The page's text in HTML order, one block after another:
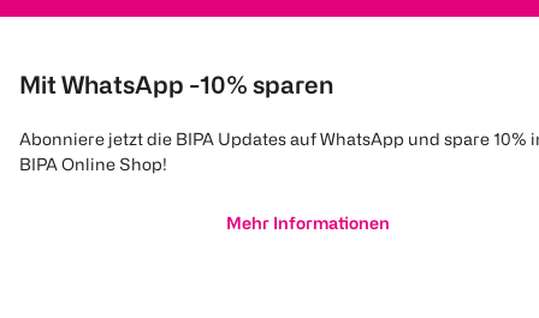
Mit WhatsApp -10% sparen
Abonniere jetzt die BIPA Updates auf WhatsApp und spare 10%
BIPA Online Shop!
Mehr Informationen